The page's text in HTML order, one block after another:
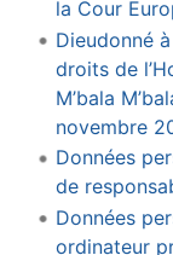
la Cour
Dieudonné
droits de
M’bala
novembre
Données
de
Données
ordinateur